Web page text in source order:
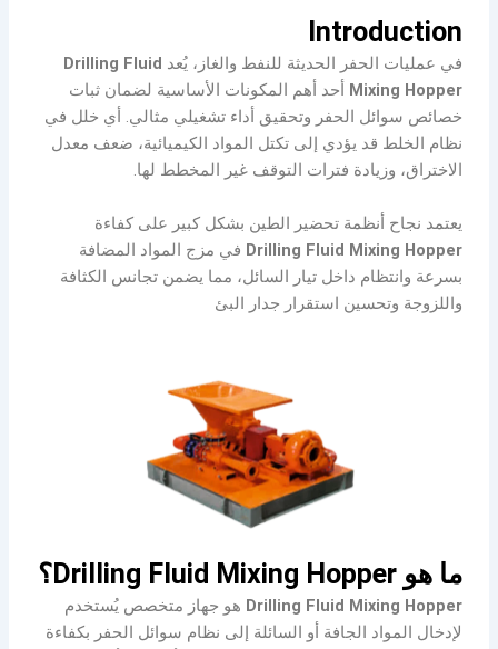
Introduction
في عمليات الحفر الحديثة للنفط والغاز، يُعد Drilling Fluid
Mixing Hopper
أحد أهم المكونات الأساسية لضمان ثبات
خصائص سوائل الحفر وتحقيق أداء تشغيلي مثالي. أي خلل في
نظام الخلط قد يؤدي إلى تكتل المواد الكيميائية، ضعف معدل
الاختراق، وزيادة فترات التوقف غير المخطط لها.
يعتمد نجاح أنظمة تحضير الطين بشكل كبير على كفاءة
Drilling Fluid Mixing Hopper في مزج المواد المضافة
بسرعة وانتظام داخل تيار السائل، مما يضمن تجانس الكثافة
واللزوجة وتحسين استقرار جدار البئ
ما هو Drilling Fluid Mixing Hopper؟
Drilling Fluid Mixing Hopper هو جهاز متخصص يُستخدم
لإدخال المواد الجافة أو السائلة إلى نظام سوائل الحفر بكفاءة